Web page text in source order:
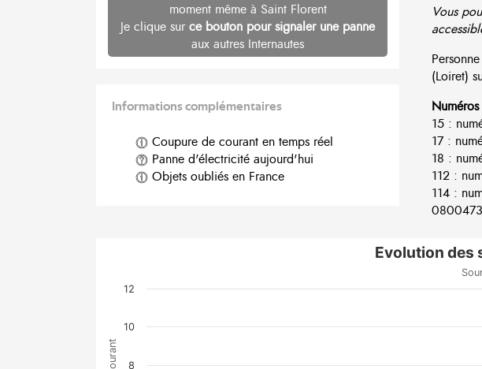
moment même à Saint Florent
Je clique sur ce bouton pour signaler une panne
aux autres Internautes
Informations complémentaires
Coupure de courant en temps réel
Panne d'électricité aujourd'hui
Objets oubliés en France
Vous
(Loiret)
15 :
17 :
18 :
112 :
114 :
Evolution des
8
10
12